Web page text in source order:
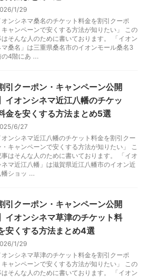
1/29
オンシネマ桑名のチケット料金を割引クーポ
キャンペーンで安くする方法が知りたい」 この
はそんな人のために書いております。 「イオン
マ桑名」は三重県桑名市のイオンモール桑名3
の4階にあ ...
引クーポン・キャンペーン公開
イオンシネマ近江八幡のチケッ
金を安くする方法まとめ5選
6/27
オンシネマ近江八幡のチケット料金を割引クー
・キャンペーンで安くする方法が知りたい」 こ
事はそんな人のために書いております。 「イオ
ネマ近江八幡」は滋賀県近江八幡市のイオン近
幡ショッ ...
引クーポン・キャンペーン公開
イオンシネマ草津のチケット料
安くする方法まとめ4選
1/29
オンシネマ草津のチケット料金を割引クーポ
キャンペーンで安くする方法が知りたい」 この
はそんな人のために書いております。 「イオン